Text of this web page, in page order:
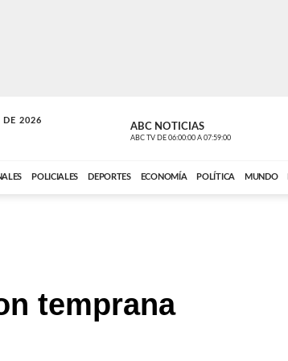
DE 2026
ABC NOTICIAS
ABC TV DE 06:00:00 A 07:59:00
POLICIALES DEPORTES ECONOMÍA POLÍTICA MUNDO
temprana